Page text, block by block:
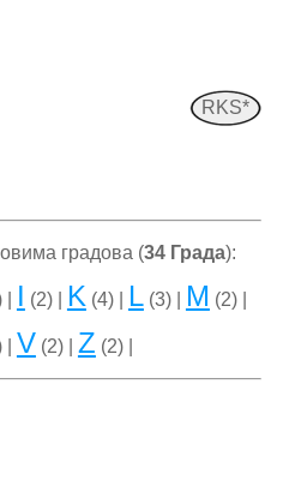
RKS*
градова (34 Града):
| I (2) | K (4) | L(3) | M (2) |
| V (2) | Z (2) |